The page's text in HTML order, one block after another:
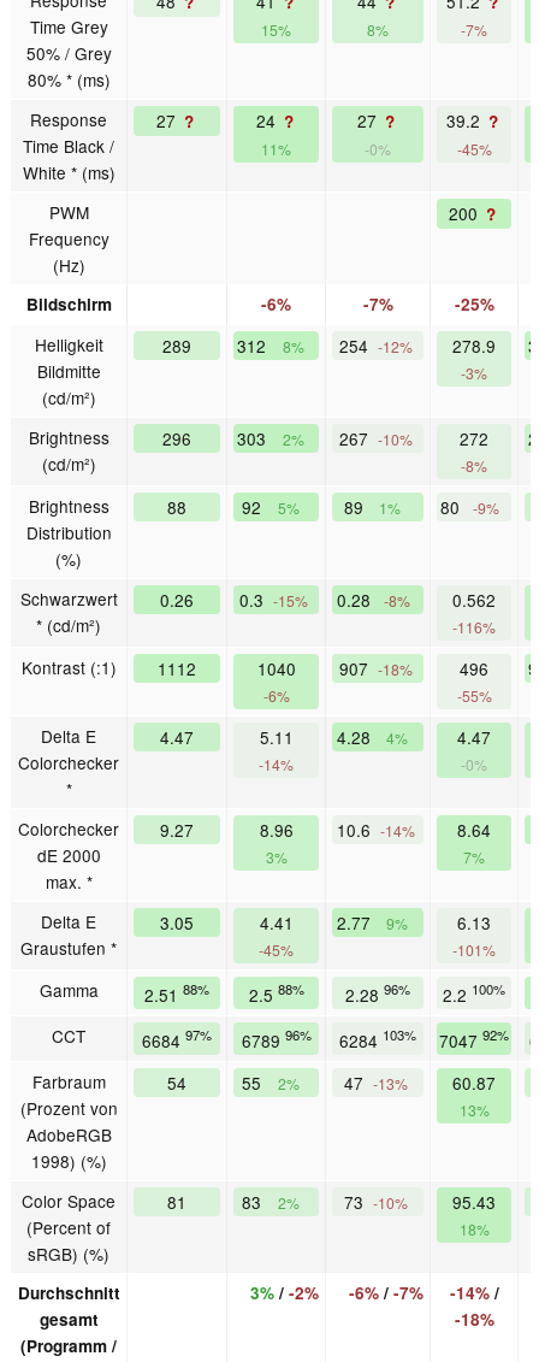
Time Grey
50% / Grey
80% * (ms)
15% 8% -7%
Response
Time Black /
White * (ms)
27 ? 24 ?
11%
27 ?
-0%
39.2 ?
-45%
PWM
Frequency
(Hz)
200 ?
Bildschirm -6% -7% -25%
Helligkeit
Bildmitte
(cd/m²)
289 312 8% 254 -12% 278.9
-3%
Brightness
(cd/m²)
296 303 2% 267 -10% 272
-8%
Brightness
Distribution
(%)
88 92 5% 89 1% 80 -9%
Schwarzwert
* (cd/m²)
0.26 0.3 -15% 0.28 -8% 0.562
-116%
Kontrast (:1) 1112 1040
-6%
907 -18% 496
-55%
Delta E
Colorchecker
*
4.47 5.11
-14%
4.28 4% 4.47
-0%
Colorchecker
dE 2000
max. *
9.27 8.96
3%
10.6 -14% 8.64
7%
Delta E
Graustufen *
3.05 4.41
-45%
2.77 9% 6.13
-101%
Gamma 2.51 88% 2.5 88% 2.28 96% 2.2 100%
CCT
6684 97% 6789 96% 6284 103% 7047 92%
Farbraum
(Prozent von
AdobeRGB
1998) (%)
54 55 2% 47 -13% 60.87
13%
Color Space
(Percent of
sRGB) (%)
81 83 2% 73 -10% 95.43
18%
Durchschnitt
gesamt
(Programm /
3%/ -2% -6%/ -7% -14%/
-18%